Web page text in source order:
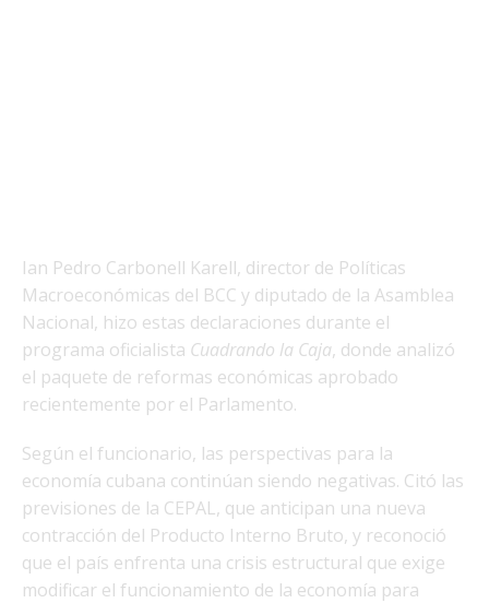
Ian Pedro Carbonell Karell, director de Políticas
Macroeconómicas del BCC y diputado de la Asamblea
Nacional, hizo estas declaraciones durante el
programa oficialista Cuadrando la Caja, donde analizó
el paquete de reformas económicas aprobado
recientemente por el Parlamento.
Según el funcionario, las perspectivas para la
economía cubana continúan siendo negativas. Citó las
previsiones de la CEPAL, que anticipan una nueva
contracción del Producto Interno Bruto, y reconoció
que el país enfrenta una crisis estructural que exige
modificar el funcionamiento de la economía para